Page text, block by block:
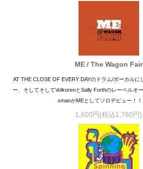
ME / The Wagon Fair
AT THE CLOSE OF EVERY DAYのドラム/ボーカルに
ー、そしてそしてVolkorenとSally Forthのレーベルオ
smanがMEとしてソロデビュー！
1,600円(税込1,760円)